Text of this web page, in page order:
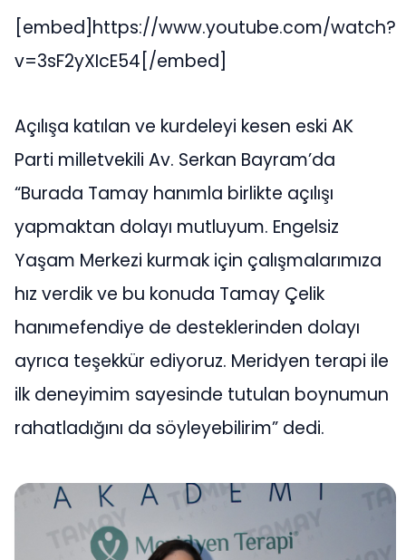
[embed]https://www.youtube.com/watch?
v=3sF2yXIcE54[/embed]
Açılışa katılan ve kurdeleyi kesen eski AK
Parti milletvekili Av. Serkan Bayram’da
“Burada Tamay hanımla birlikte açılışı
yapmaktan dolayı mutluyum. Engelsiz
Yaşam Merkezi kurmak için çalışmalarımıza
hız verdik ve bu konuda Tamay Çelik
hanımefendiye de desteklerinden dolayı
ayrıca teşekkür ediyoruz. Meridyen terapi ile
ilk deneyimim sayesinde tutulan boynumun
rahatladığını da söyleyebilirim” dedi.